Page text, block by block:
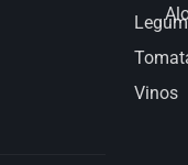
Vinos